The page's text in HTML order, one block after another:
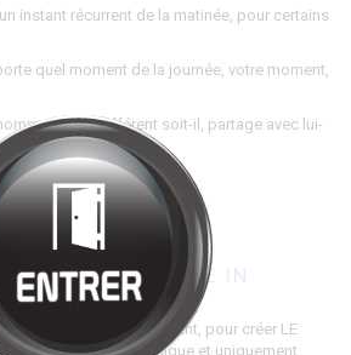
Bienvenue chez
HALMONT
Cliquez pour entrer